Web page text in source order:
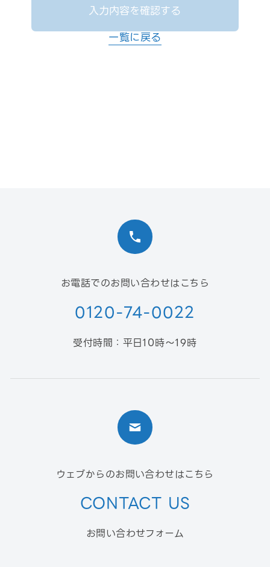
入力内容を確認する
一覧に戻る
お電話でのお問い合わせはこちら
0120-74-0022
受付時間：平日10時〜19時
ウェブからのお問い合わせはこちら
CONTACT US
お問い合わせフォーム